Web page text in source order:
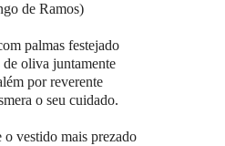
de Ramos)
palmas festejado
de oliva juntamente
por reverente
o seu cuidado.
o vestido mais prezado